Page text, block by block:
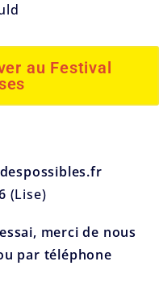
au Festival
(Lise)
merci de nous
par téléphone